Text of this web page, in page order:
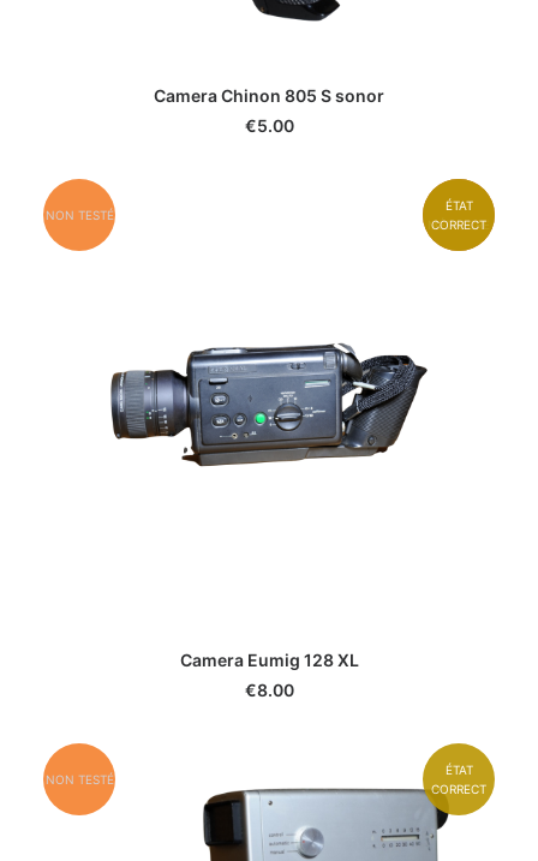
Camera Chinon 805 S sonor
€5.00
NON TESTÉ
ÉTAT
MÉDIOCRE
ÉTAT
CORRECT
Camera Eumig 128 XL
€8.00
NON TESTÉ
ÉTAT
CORRECT